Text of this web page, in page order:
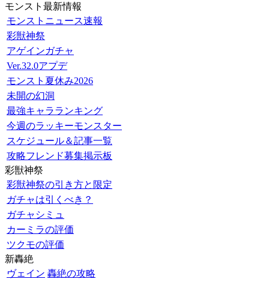
モンスト最新情報
モンストニュース速報
彩獣神祭
アゲインガチャ
Ver.32.0アプデ
モンスト夏休み2026
未開の幻洞
最強キャラランキング
今週のラッキーモンスター
スケジュール＆記事一覧
攻略フレンド募集掲示板
彩獣神祭
彩獣神祭の引き方と限定
ガチャは引くべき？
ガチャシミュ
カーミラの評価
ツクモの評価
新轟絶
ヴェイン 轟絶の攻略